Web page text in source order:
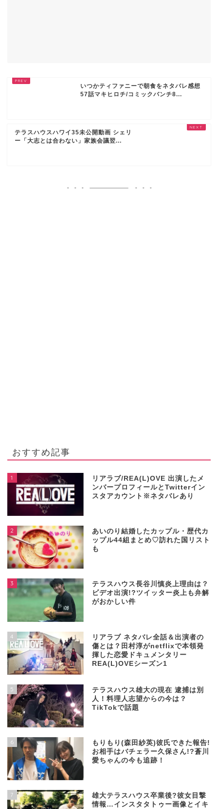
いつかティファニーで朝食をネタバレ感想
57話マキヒロチ/コミックバンチ8...
テラスハウスハワイ35未公開動画 シェリ
ー「大志とは合わない」家族会議翌...
おすすめ記事
1
リアラブ/REA(L)OVE 出演したメ
ンバープロフィールとTwitterイン
スタアカウント※ネタバレあり
2
あいのり結婚したカップル・歴代カ
ップル44組まとめ♡訪れた国リスト
も
3
テラスハウス長谷川慎炎上理由は？
ビデオ出演!?ツイッター炎上も弁解
がおかしい件
4
リアラブ ネタバレ全話＆出演者の
傷とは？田村淳がnetflixで本領発
揮した恋愛ドキュメンタリー
REA(L)OVEシーズン1
5
テラスハウス雄大の現在 逮捕は別
人！料理人志望からの今は？
TikTokで話題
6
もりもり(森田紗英)彼氏できた報告!
お相手はバチェラー久保さん!?蒼川
愛ちゃんの今も追跡！
7
雄大テラスハウス卒業後?彼女目撃
情報…インスタタトゥー画像とイキ